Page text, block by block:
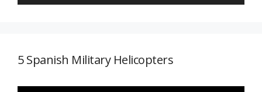
5 Spanish Military Helicopters